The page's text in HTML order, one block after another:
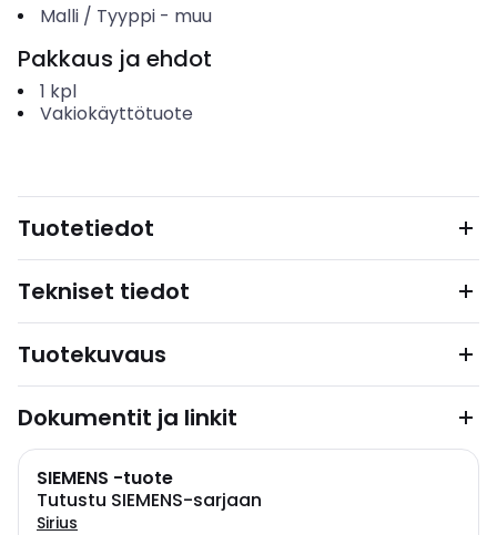
Malli / Tyyppi- muu
Pakkaus ja ehdot
1 kpl
Vakiokäyttötuote
Tuotetiedot
Tekniset tiedot
Tuotekuvaus
Dokumentit ja linkit
SIEMENS -tuote
Tutustu SIEMENS-sarjaan
Sirius